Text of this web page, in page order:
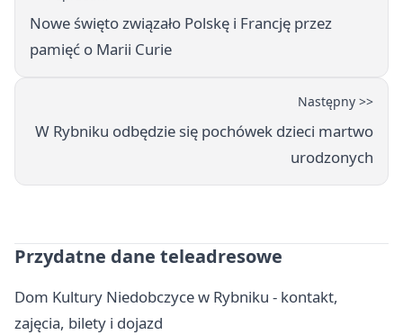
Nowe święto związało Polskę i Francję przez
pamięć o Marii Curie
Następny >>
W Rybniku odbędzie się pochówek dzieci martwo
urodzonych
Przydatne dane teleadresowe
Dom Kultury Niedobczyce w Rybniku - kontakt,
zajęcia, bilety i dojazd